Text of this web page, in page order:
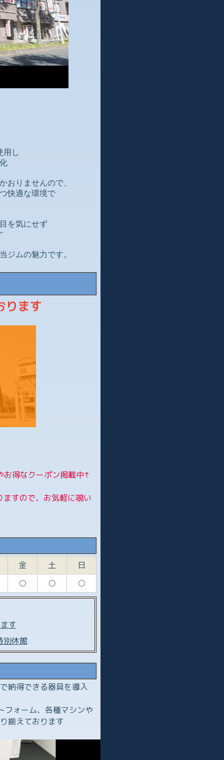
用し
おりませんので、
快適な環境で
を気にせず
ジムの魅力です。
ります
お得なクーポン掲載中↑
すので、お気軽に覗い
金 土
日
○
○ ○
す
別休館
納得できる器具を導入
フォーム、各種マシンや
揃えております